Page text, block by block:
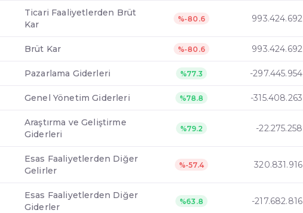
Ticari Faaliyetlerden Brüt
Kar
%-80.6 993.424.692
Brüt Kar %-80.6 993.424.692
Pazarlama Giderleri %77.3 -297.445.954
Genel Yönetim Giderleri %78.8 -315.408.263
Araştırma ve Geliştirme
Giderleri
%79.2 -22.275.258
Esas Faaliyetlerden Diğer
Gelirler
%-57.4 320.831.916
Esas Faaliyetlerden Diğer
Giderler
%63.8 -217.682.816